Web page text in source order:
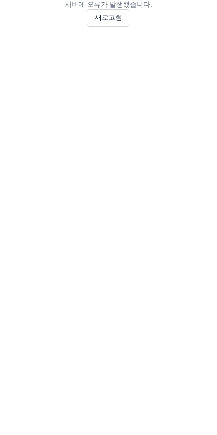
서버에 오류가 발생했습니다.
새로고침